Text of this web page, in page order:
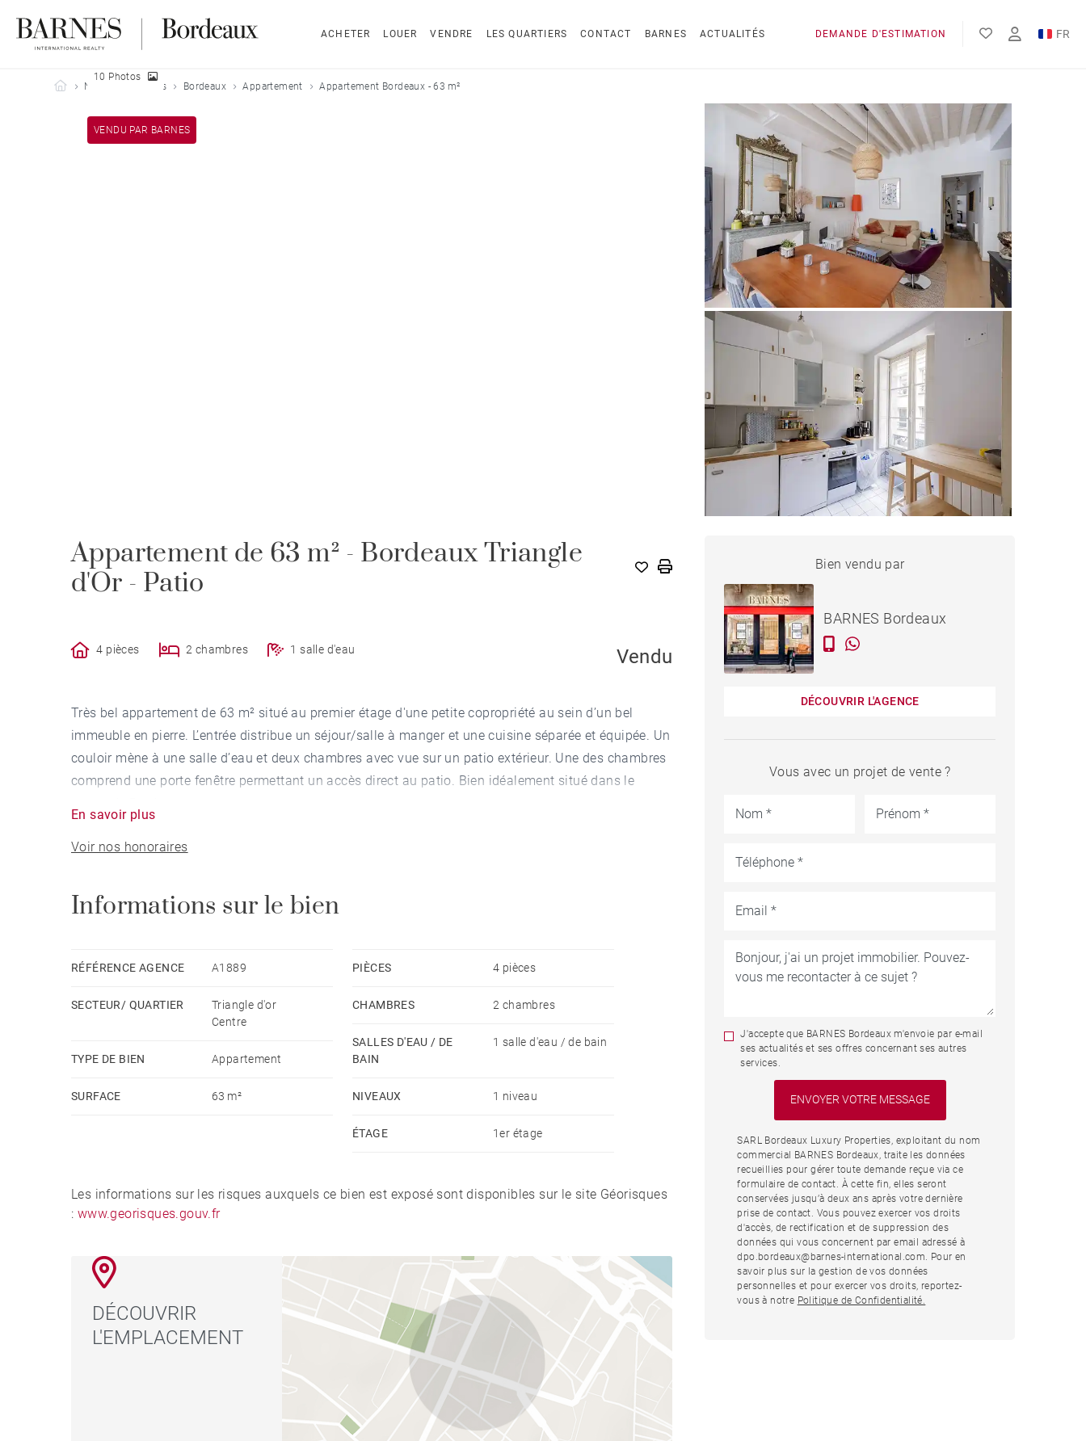
ACHETER LOUER VENDRE LES QUARTIERS CONTACT BARNES ACTUALITÉS DEMANDE D'ESTIMATION
FR
Barnes Bordeaux
Nos biens vendus Bordeaux Appartement Appartement Bordeaux - 63 m²
VENDU PAR BARNES
10 Photos
Appartement de 63 m² - Bordeaux Triangle
d'Or - Patio
4 pièces 2 chambres 1 salle d'eau Vendu
Très bel appartement de 63 m² situé au premier étage d'une petite copropriété au sein d’un bel
immeuble en pierre. L’entrée distribue un séjour/salle à manger et une cuisine séparée et équipée. Un
couloir mène à une salle d’eau et deux chambres avec vue sur un patio extérieur. Une des chambres
comprend une porte fenêtre permettant un accès direct au patio. Bien idéalement situé dans le
En savoir plus
Voir nos honoraires
Informations sur le bien
RÉFÉRENCE AGENCE A1889
SECTEUR/ QUARTIER
Triangle d'or
Centre
TYPE DE BIEN Appartement
SURFACE 63 m²
PIÈCES 4 pièces
CHAMBRES 2 chambres
SALLES D'EAU / DE
BAIN
1 salle d'eau / de bain
NIVEAUX 1 niveau
ÉTAGE 1er étage
Les informations sur les risques auxquels ce bien est exposé sont disponibles sur le site Géorisques
: www.georisques.gouv.fr
DÉCOUVRIR
L'EMPLACEMENT
APPARTEMENT BORDEAUX
- 63 M²
Bien vendu par
BARNES Bordeaux
DÉCOUVRIR L'AGENCE
Vous avec un projet de vente ?
J'accepte que BARNES Bordeaux m'envoie par e-mail
ses actualités et ses offres concernant ses autres
services.
SARL Bordeaux Luxury Properties, exploitant du nom
commercial BARNES Bordeaux, traite les données
recueillies pour gérer toute demande reçue via ce
formulaire de contact. À cette fin, elles seront
conservées jusqu’à deux ans après votre dernière
prise de contact. Vous pouvez exercer vos droits
d'accès, de rectification et de suppression des
données qui vous concernent par email adressé à
dpo.bordeaux@barnes-international.com. Pour en
savoir plus sur la gestion de vos données
personnelles et pour exercer vos droits, reportez-
vous à notre Politique de Confidentialité.